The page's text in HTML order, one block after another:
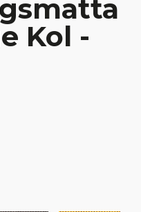
Kol -